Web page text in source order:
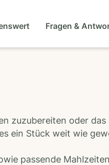
Fragen &
zuzubereiten oder
ein Stück weit wie
passende